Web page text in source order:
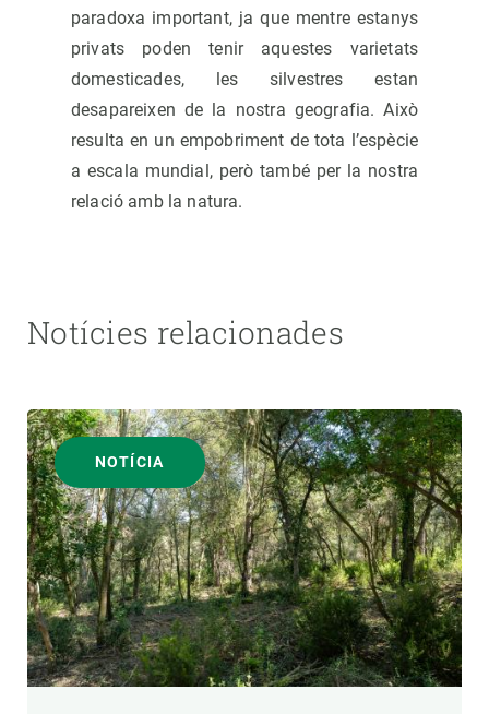
paradoxa important, ja que mentre estanys
privats poden tenir aquestes varietats
domesticades, les silvestres estan
desapareixen de la nostra geografia. Això
resulta en un empobriment de tota l’espècie
a escala mundial, però també per la nostra
relació amb la natura.
Notícies relacionades
NOTÍCIA